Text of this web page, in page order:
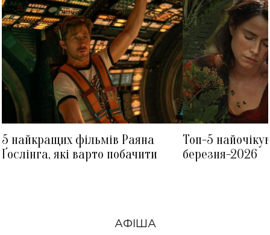
5 найкращих фільмів Раяна
Ґослінга, які варто побачити
Топ-5
березня-2026
АФІША